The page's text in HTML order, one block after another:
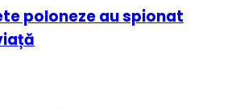
poloneze au spionat